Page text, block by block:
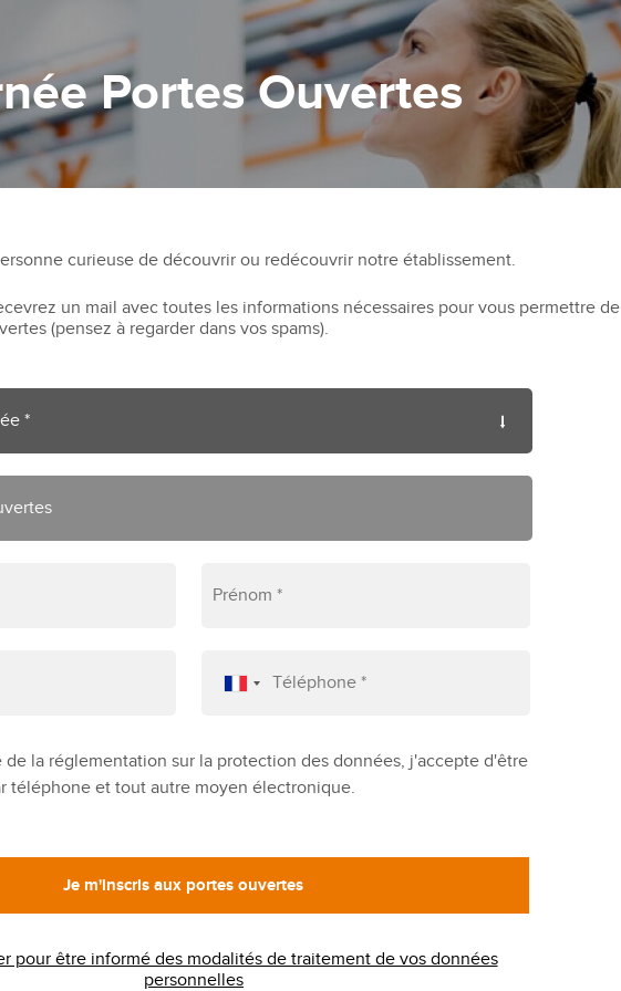
Portes Ouvertes
curieuse de découvrir ou redécouvrir notre établissement.
un mail avec toutes les informations nécessaires pour vous permettre de
(pensez à regarder dans vos spams).
de la réglementation sur la protection des données, j'accepte d'être
téléphone et tout autre moyen électronique.
pour être informé des modalités de traitement de vos données
personnelles